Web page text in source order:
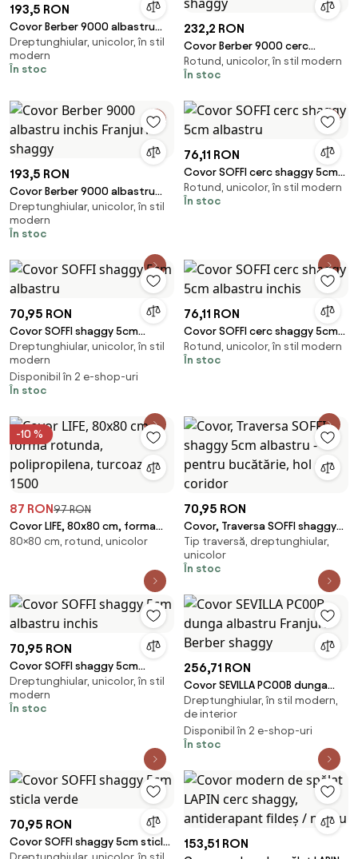
193,5 RON
Covor Berber 9000 albastru
Franjuri shaggy
Dreptunghiular, unicolor, în stil
modern
În stoc
232,2 RON
Covor Berber 9000 cerc
albastru inchis Franjuri shaggy
Rotund, unicolor, în stil modern
În stoc
193,5 RON
Covor Berber 9000 albastru
inchis Franjuri shaggy
Dreptunghiular, unicolor, în stil
modern
În stoc
76,11 RON
Covor SOFFI cerc shaggy 5cm
albastru
Rotund, unicolor, în stil modern
În stoc
70,95 RON
Covor SOFFI shaggy 5cm
albastru
Dreptunghiular, unicolor, în stil
modern
Disponibil în 2 e-shop-uri
În stoc
76,11 RON
Covor SOFFI cerc shaggy 5cm
albastru inchis
Rotund, unicolor, în stil modern
În stoc
-10 %
87 RON97 RON
Covor LIFE, 80x80 cm, forma
rotunda, polipropilena,
80×80 cm, rotund, unicolor
70,95 RON
Covor, Traversa SOFFI shaggy
5cm albastru - pentru
bucătărie, hol și coridor
Tip traversă, dreptunghiular,
unicolor
În stoc
70,95 RON
Covor SOFFI shaggy 5cm
albastru inchis
Dreptunghiular, unicolor, în stil
modern
În stoc
256,71 RON
Covor SEVILLA PC00B dunga
albastru Franjuri Berber shaggy
Dreptunghiular, în stil modern,
de interior
Disponibil în 2 e-shop-uri
În stoc
70,95 RON
Covor SOFFI shaggy 5cm sticla
153,51 RON